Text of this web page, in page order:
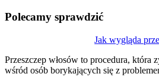
Polecamy sprawdzić
Jak wygląda
Przeszczep włosów to procedura, która
wśród osób borykających się z
wpisu